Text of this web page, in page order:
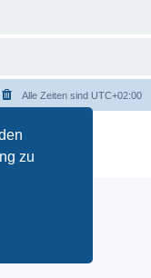
zu
Alle Zeiten sind UTC+02:00
Limited